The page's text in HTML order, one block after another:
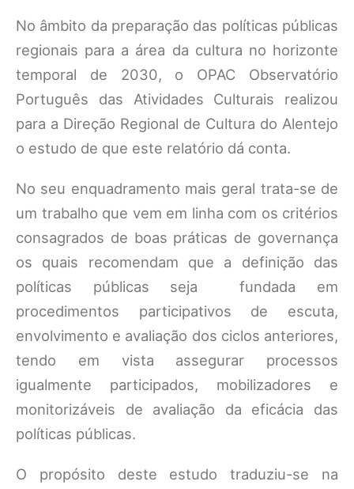
No âmbito da preparação das políticas públicas
regionais para a área da cultura no horizonte
temporal de 2030, o OPAC Observatório
Português das Atividades Culturais realizou
para a Direção Regional de Cultura do Alentejo
o estudo de que este relatório dá conta.
No seu enquadramento mais geral trata-se de
um trabalho que vem em linha com os critérios
consagrados de boas práticas de governança
os quais recomendam que a definição das
políticas públicas seja fundada em
procedimentos participativos de escuta,
envolvimento e avaliação dos ciclos anteriores,
tendo em vista assegurar processos
igualmente participados, mobilizadores e
monitorizáveis de avaliação da eficácia das
políticas públicas.
O propósito deste estudo traduziu-se na